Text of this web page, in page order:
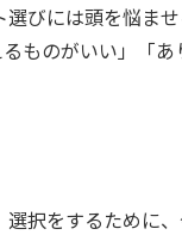
びには頭を悩ま
ものがいい」「
択をするために